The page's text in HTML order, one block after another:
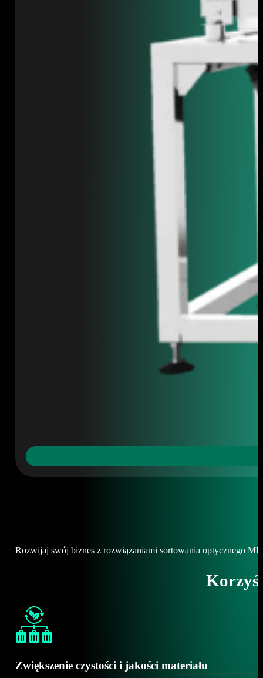
Rozwijaj swój biznes z rozwiązaniami sortowania optycznego
Zwiększenie czystości i jakości materiału